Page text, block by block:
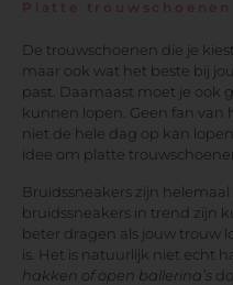
Platte trouwschoenen
De trouwschoenen die je
maar ook wat het beste bij
past. Daarnaast moet je ook
kunnen lopen. Geen fan van
niet de hele dag op kan
idee om platte
Bruidssneakers zijn
bruidssneakers in trend zijn
beter dragen als jouw trouw
is. Het is natuurlijk niet echt
hakken ofopen ballerina’s